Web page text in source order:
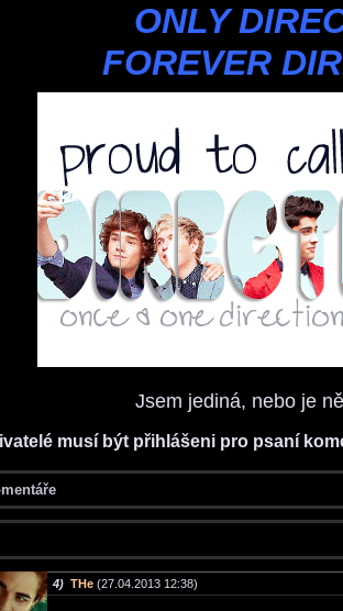
ONLY
FOREVER
Jsem jediná, nebo je
musí být přihlášeni pro psaní
4) THe (27.04.2013 12:38)